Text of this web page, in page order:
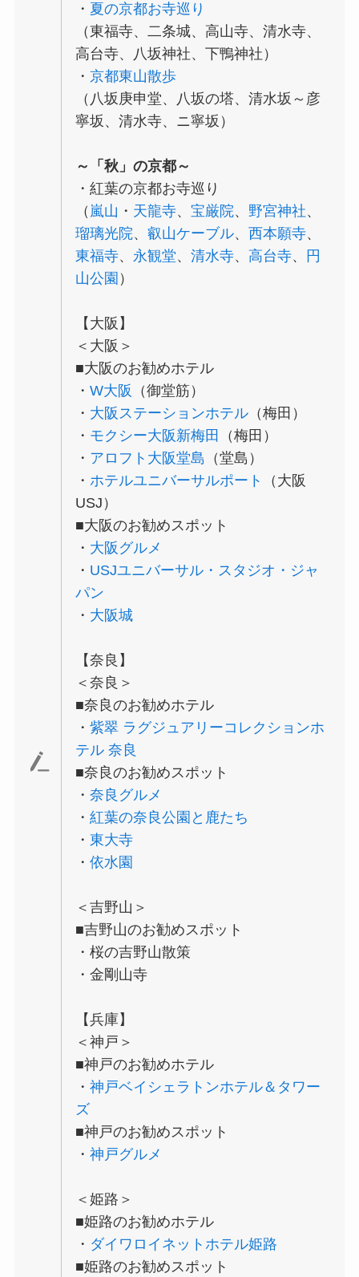
・ 夏の京都お寺巡り
（東福寺、二条城、高山寺、清水寺、
高台寺、八坂神社、下鴨神社）
・京都東山散歩
（八坂庚申堂、八坂の塔、清水坂～彦
寧坂、清水寺、ニ寧坂）
～「秋」の京都～
・紅葉の京都お寺巡り
（ 嵐山 ・ 天龍寺、宝厳院、 野宮神社、
瑠璃光院、叡山ケーブル、西本願寺、
東福寺、 永観堂、清水寺、高台寺、
円
山公園 ）
【大阪】
＜大阪＞
■大阪のお勧めホテル
・W大阪
（御堂筋）
・ 大阪ステーションホテル （梅田）
・ モクシー大阪新梅田
（梅田）
・ アロフト大阪堂島
（堂島）
・ホテルユニバーサルポート
（大阪
USJ）
■大阪のお勧めスポット
・ 大阪グルメ
・ USJユニバーサル・スタジオ・ジャ
パン
・ 大阪城
【奈良】
＜奈良＞
■奈良のお勧めホテル
・紫翠 ラグジュアリーコレクションホ
テル 奈良
■奈良のお勧めスポット
・奈良グルメ
・紅葉の奈良公園と鹿たち
・東大寺
・依水園
＜吉野山＞
■吉野山のお勧めスポット
・桜の吉野山散策
・金剛山寺
【兵庫】
＜神戸＞
■神戸のお勧めホテル
・神戸ベイシェラトンホテル＆タワー
ズ
■神戸のお勧めスポット
・神戸グルメ
＜姫路＞
■姫路のお勧めホテル
・ ダイワロイネットホテル姫路
■姫路のお勧めスポット